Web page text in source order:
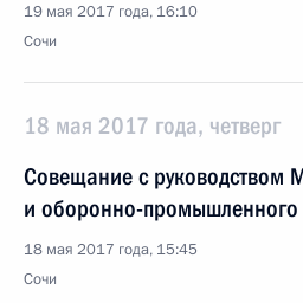
19 мая 2017 года, 16:10
Сочи
18 мая 2017 года, четверг
Совещание с руководством
и оборонно-промышленного
18 мая 2017 года, 15:45
Сочи